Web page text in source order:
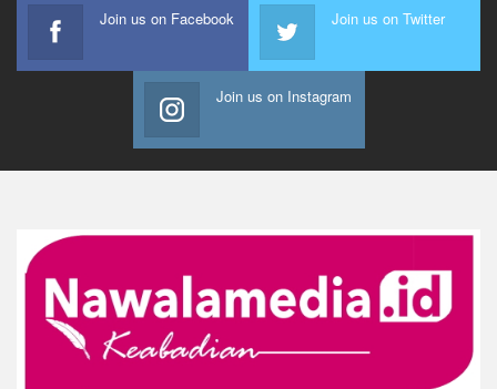
Join us on Facebook Join us on Twitter
Join us on Instagram